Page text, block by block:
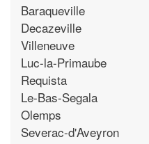
Baraqueville
Decazeville
Villeneuve
Luc-la-Primaube
Requista
Le-Bas-Segala
Olemps
Severac-d'Aveyron